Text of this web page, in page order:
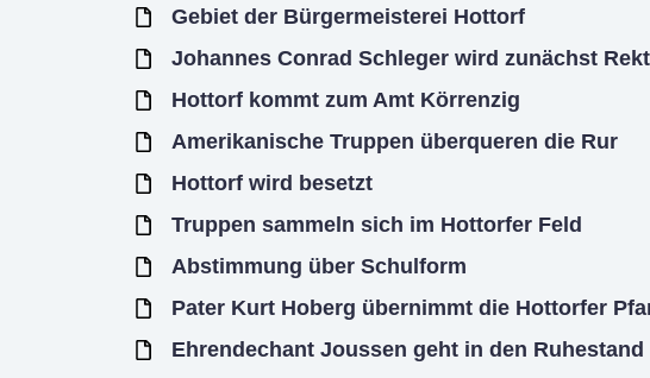
Gebiet der Bürgermeisterei Hottorf
Johannes Conrad Schleger wird zunächst
Hottorf kommt zum Amt Körrenzig
Amerikanische Truppen überqueren die Rur
Hottorf wird besetzt
Truppen sammeln sich im Hottorfer Feld
Abstimmung über Schulform
Pater Kurt Hoberg übernimmt die Hottorfer
Ehrendechant Joussen geht in den Ruhestand